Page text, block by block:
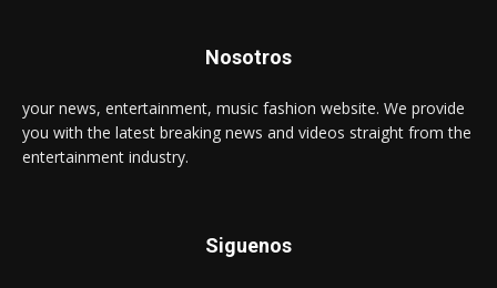
Nosotros
your news, entertainment, music fashion website. We provide
you with the latest breaking news and videos straight from the
entertainment industry.
Siguenos